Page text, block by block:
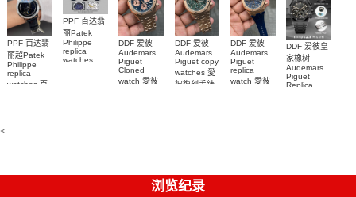
PPF 百达翡
丽超Patek
Philippe
replica
watches 百
PPF 百达翡
丽Patek
Philippe
replica
watches
DDF 爱彼
Audemars
Piguet
Cloned
watch 愛彼
DDF 爱彼
Audemars
Piguet copy
watches 愛
彼復刻手錶
DDF 爱彼
Audemars
Piguet
replica
watch 愛彼
DDF 爱彼皇
家橡树
Audemars
Piguet
Replica
<
浏览纪录